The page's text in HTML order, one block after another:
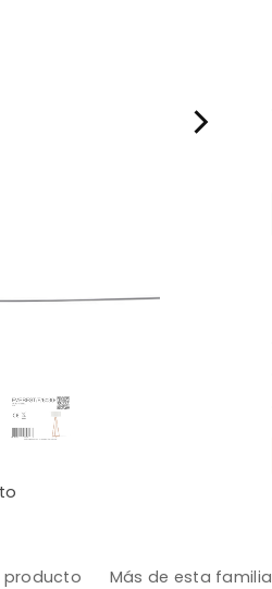
producto Más de esta familia